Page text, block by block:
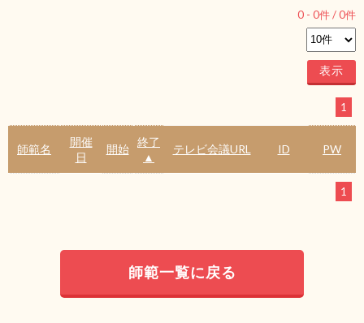
0 - 0件 /0件
1
師範名
開催
日
開始
終了
▲
テレビ会議URL ID PW
1
師範一覧に戻る